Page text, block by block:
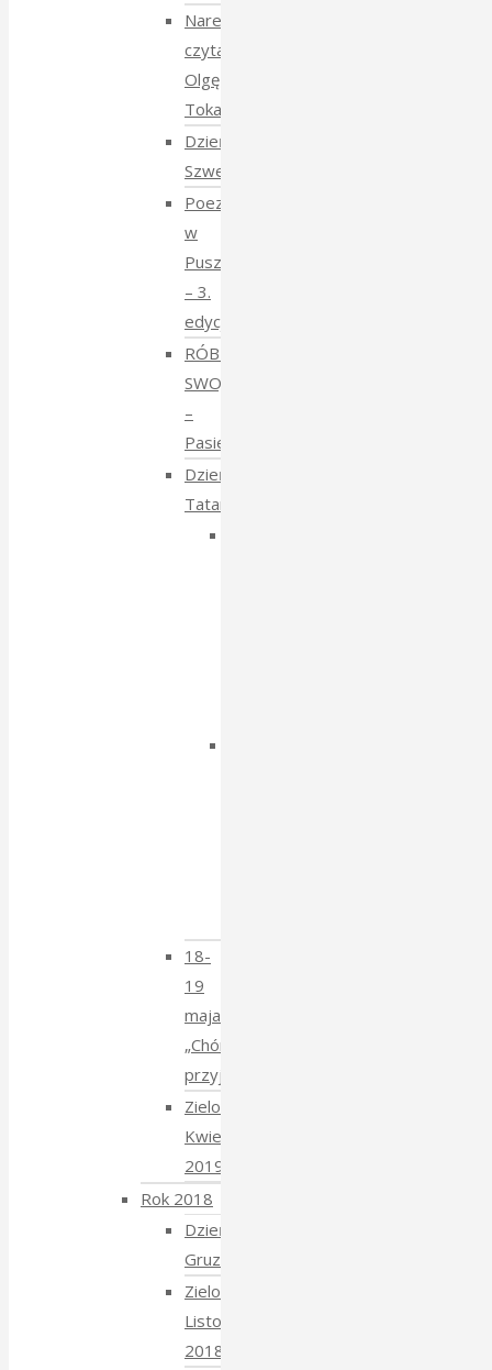
Narewka
czyta
Olgę
Tokarczuk
Dzień
Szwedzki
Poezja
w
Puszczy
– 3.
edycja
RÓBMY
SWOJE
–
Pasieki
Dzień
Tatarski
18-
19
maja
„Chór
przyjechał”
Zielony
Kwiecień
2019
Rok 2018
Dzień
Gruziński
Zielony
Listopad
2018